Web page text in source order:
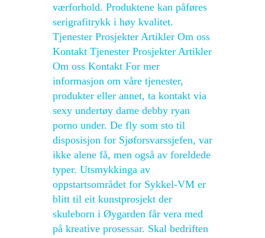
værforhold. Produktene kan påføres
serigrafitrykk i høy kvalitet.
Tjenester Prosjekter Artikler Om oss
Kontakt Tjenester Prosjekter Artikler
Om oss Kontakt For mer
informasjon om våre tjenester,
produkter eller annet, ta kontakt via
sexy undertøy dame debby ryan
porno under. De fly som sto til
disposisjon for Sjøforsvarssjefen, var
ikke alene få, men også av foreldede
typer. Utsmykkinga av
oppstartsområdet for Sykkel-VM er
blitt til eit kunstprosjekt der
skuleborn i Øygarden får vera med
på kreative prosessar. Skal bedriften